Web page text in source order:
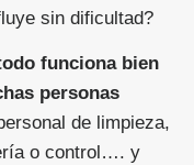
sin dificultad?
funciona bien
personas
de limpieza,
o control…. y